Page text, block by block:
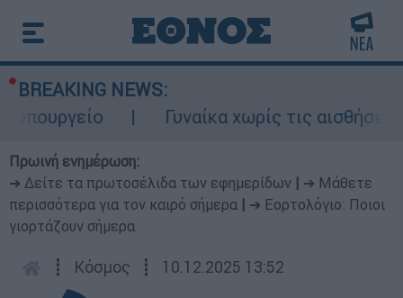
BREAKING NEWS:
Γυναίκα χωρίς τις
Πρωινή ενημέρωση:
➔ Δείτε τα πρωτοσέλιδα των εφημερίδων
➔ Μάθετε
περισσότερα για τον καιρό σήμερα
➔ Εορτολόγιο: Ποιοι
γιορτάζουν σήμερα
┋ Κόσμος ┋ 10.12.2025 13:52